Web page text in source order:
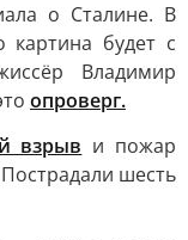
о Сталине. В
картина будет с
Владимир
опроверг.
взрыв и пожар
Пострадали шесть